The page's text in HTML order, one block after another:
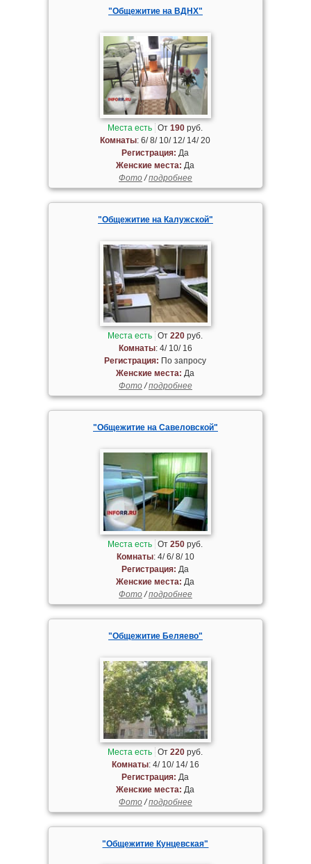
"Общежитие на ВДНХ"
Места есть От190 руб.
Комнаты: 6/ 8/ 10/ 12/ 14/ 20
Регистрация: Да
Женские места: Да
Фото/подробнее
"Общежитие на Калужской"
Места есть От220 руб.
Комнаты: 4/ 10/ 16
Регистрация: По запросу
Женские места: Да
Фото/подробнее
"Общежитие на Савеловской"
Места есть От250 руб.
Комнаты: 4/ 6/ 8/ 10
Регистрация: Да
Женские места: Да
Фото/подробнее
"Общежитие Беляево"
Места есть От220 руб.
Комнаты: 4/ 10/ 14/ 16
Регистрация: Да
Женские места: Да
Фото/подробнее
"Общежитие Кунцевская"